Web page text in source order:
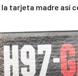
tarjeta madre así